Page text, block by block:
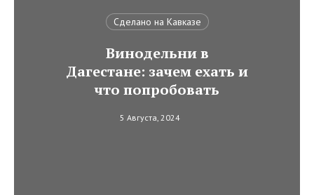
Сделано на Кавказе
Винодельни в
Дагестане: зачем ехать и
что попробовать
5 Августа, 2024